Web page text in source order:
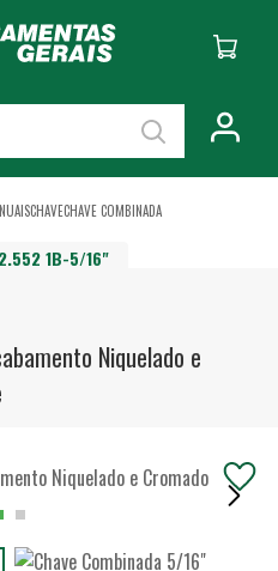
CHAVECHAVE COMBINADA
1B-5/16"
Niquelado e